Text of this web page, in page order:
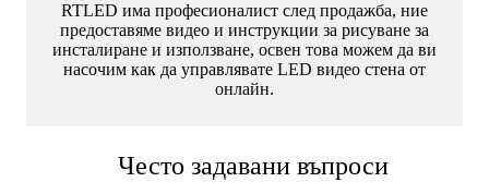
RTLED има професионалист след продажба, ние
предоставяме видео и инструкции за рисуване за
инсталиране и използване, освен това можем да ви
насочим как да управлявате LED видео стена от
онлайн.
Често задавани въпроси